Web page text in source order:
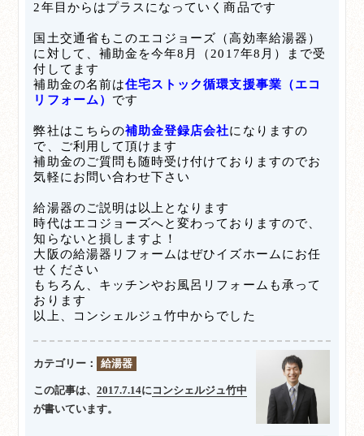
2年目からはプラスになっていく商品です
国土交通省もこのエコジョーズ（高効率給湯器）
に対して、補助金を今年8月（2017年8月）まで受
付してます
補助金の名前は住宅ストック循環支援事業（エコ
リフォーム） です
弊社はこちらの補助金登録店会社になりますの
で、ご利用して頂けます
補助金のご質問も随時受け付けておりますのでお
気軽にお問い合わせ下さい
給湯器のご説明は以上となります
時代はエコジョーズへと変わっておりますので、
知らないと損しますよ！
大阪の給湯器リフォームはぜひイズホームにお任
せください
もちろん、キッチンやお風呂リフォームも承って
おります
以上、コンシェルジュ竹中からでした
カテゴリー： 給湯器
この記事は、2017.7.14にコンシェルジュ竹中
が書いています。